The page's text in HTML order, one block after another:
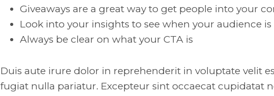
Giveaways are a great way to get people into your
Look into your insights to see when your audience
Always be clear on what your CTA is
Duis aute irure dolor in reprehenderit in voluptate velit
fugiat nulla pariatur. Excepteur sint occaecat cupidatat